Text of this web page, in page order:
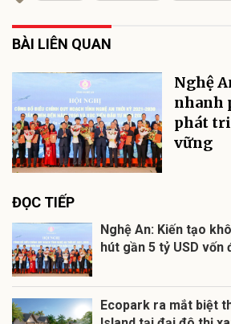
BÀI LIÊN QUAN
Nghệ
nhanh
phát
vững
ĐỌC TIẾP
Nghệ An: Kiến tạo
hút gần 5 tỷ USD vốn
Ecopark ra mắt biệt